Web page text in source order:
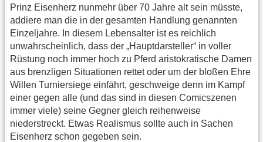
Prinz Eisenherz nunmehr über 70 Jahre alt sein müsste,
addiere man die in der gesamten Handlung genannten
Einzeljahre. In diesem Lebensalter ist es reichlich
unwahrscheinlich, dass der „Hauptdarsteller“ in voller
Rüstung noch immer hoch zu Pferd aristokratische Damen
aus brenzligen Situationen rettet oder um der bloßen Ehre
Willen Turniersiege einfährt, geschweige denn im Kampf
einer gegen alle (und das sind in diesen Comicszenen
immer viele) seine Gegner gleich reihenweise
niederstreckt. Etwas Realismus sollte auch in Sachen
Eisenherz schon gegeben sein.